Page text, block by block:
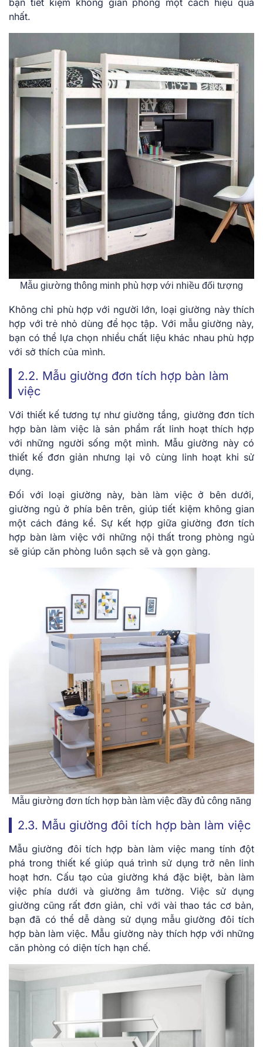
bạn tiết kiệm không gian phòng một cách hiệu quả
nhất.
Mẫu giường thông minh phù hợp với nhiều đối tượng
Không chỉ phù hợp với người lớn, loại giường này thích
hợp với trẻ nhỏ dùng để học tập. Với mẫu giường này,
bạn có thể lựa chọn nhiều chất liệu khác nhau phù hợp
với sở thích của mình.
2.2. Mẫu giường đơn tích hợp bàn làm
việc
Với thiết kế tương tự như giường tầng, giường đơn tích
hợp bàn làm việc là sản phẩm rất linh hoạt thích hợp
với những người sống một mình. Mẫu giường này có
thiết kế đơn giản nhưng lại vô cùng linh hoạt khi sử
dụng.
Đối với loại giường này, bàn làm việc ở bên dưới,
giường ngủ ở phía bên trên, giúp tiết kiệm không gian
một cách đáng kể. Sự kết hợp giữa giường đơn tích
hợp bàn làm việc với những nội thất trong phòng ngủ
sẽ giúp căn phòng luôn sạch sẽ và gọn gàng.
Mẫu giường đơn tích hợp bàn làm việc đầy đủ công năng
2.3. Mẫu giường đôi tích hợp bàn làm việc
Mẫu giường đôi tích hợp bàn làm việc mang tính đột
phá trong thiết kế giúp quá trình sử dụng trở nên linh
hoạt hơn. Cấu tạo của giường khá đặc biệt, bàn làm
việc phía dưới và giường âm tường. Việc sử dụng
giường cũng rất đơn giản, chỉ với vài thao tác cơ bản,
bạn đã có thể dễ dàng sử dụng mẫu giường đôi tích
hợp bàn làm việc. Mẫu giường này thích hợp với những
căn phòng có diện tích hạn chế.